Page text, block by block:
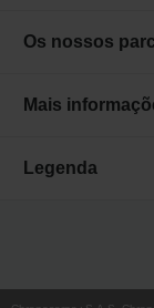
Os nossos
Mais
Legenda